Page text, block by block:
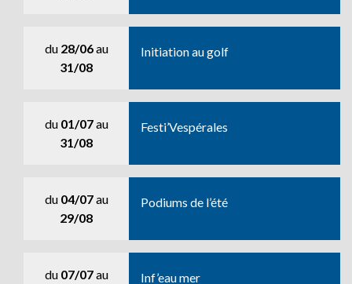
du 28/06au
31/08
Initiation au golf
du 01/07au
31/08
Festi’Vespérales
du 04/07au
29/08
Podiums de l’été
du 07/07au
Inf’eau mer